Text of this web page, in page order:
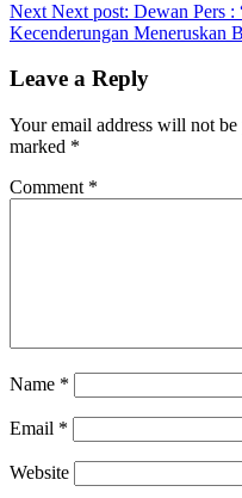
Next Next post: Dewan Pers :
Kecenderungan Meneruskan
Leave a Reply
Your email address will not be
marked *
Comment *
Name *
Email *
Website